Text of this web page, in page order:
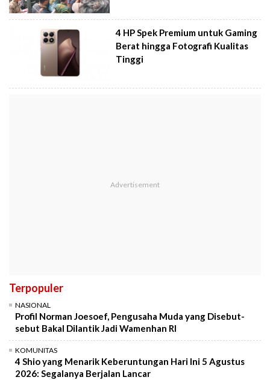
4 HP Spek Premium untuk Gaming
Berat hingga Fotografi Kualitas
Tinggi
Terpopuler
NASIONAL
Profil Norman Joesoef, Pengusaha Muda yang Disebut-
sebut Bakal Dilantik Jadi Wamenhan RI
KOMUNITAS
4 Shio yang Menarik Keberuntungan Hari Ini 5 Agustus
2026: Segalanya Berjalan Lancar